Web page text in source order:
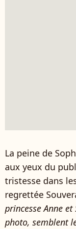
La peine de
aux yeux du
tristesse dans
regrettée
princesse Anne
photo, semblent